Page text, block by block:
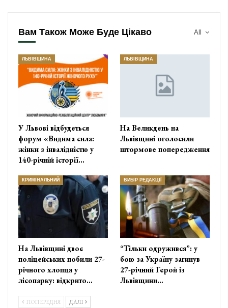
All
Вам Також Може Буде Цікаво
ЛЬВІВЩИНА
У Львові відбудеться
форум «Видима сила:
жінки з інвалідністю у
140-річній історії…
ЛЬВІВЩИНА
На Великдень на
Львівщині оголосили
штормове попередження
КРИМІНАЛЬНИЙ
На Львівщині двоє
поліцейських побили 27-
річного хлопця у
лісопарку: відкрито…
ВИБІР РЕДАКЦІЇ
“Тільки одружився”: у
бою за Україну загинув
27-річний Герой із
Львівщини…
ПОПЕРЕДНЯ ДАЛІ